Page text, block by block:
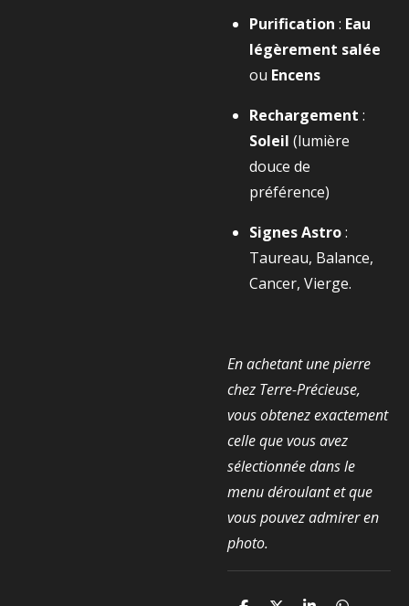
Purification : Eau
légèrement salée
ou Encens
Rechargement :
Soleil (lumière
douce de
préférence)
Signes Astro:
Taureau, Balance,
Cancer, Vierge.
En achetant une pierre
chez Terre-Précieuse,
vous obtenez exactement
celle que vous avez
sélectionnée dans le
menu déroulant et que
vous pouvez admirer en
photo.